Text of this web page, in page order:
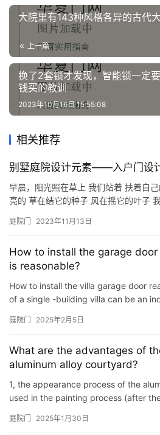
系
我
们
大院里有143种风格各异的古代
上一篇
换了2套锁才发现，智能锁一定
钱买的教训
2023年10月16日 15:55:08
相关推荐
别墅庭院设计元素——入户门设
早晨，阳光照在草上 我们站着 扶着自
亮的 草在结它的种子 风在摇它的叶子
入住宅的梦想 满足大众对于私有庭院
庭院门 2023年11月13日
How to install the garage
is reasonable?
How to install the villa garage door
of a single -building villa can be an
庭院门 2025年2月5日
What are the advantages of
aluminum alloy courtyard?
1, the appearance process of the
used in the painting process (after
庭院门 2025年1月30日